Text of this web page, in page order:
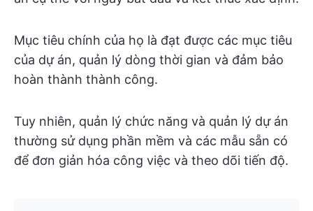
Mục tiêu chính của họ là đạt được các mục tiêu
của dự án, quản lý dòng thời gian và đảm bảo
hoàn thành thành công.
Tuy nhiên, quản lý chức năng và quản lý dự án
thường sử dụng phần mềm và các mẫu sẵn có
để đơn giản hóa công việc và theo dõi tiến độ.